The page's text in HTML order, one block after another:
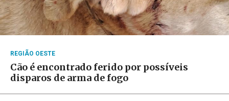
REGIÃO OESTE
Cão é encontrado ferido por possíveis
disparos de arma de fogo